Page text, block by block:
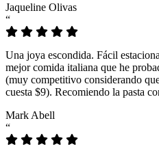
Jaqueline Olivas
“
Una joya escondida. Fácil
mejor comida italiana que he
(muy competitivo considerando
cuesta $9). Recomiendo la pasta
Mark Abell
“